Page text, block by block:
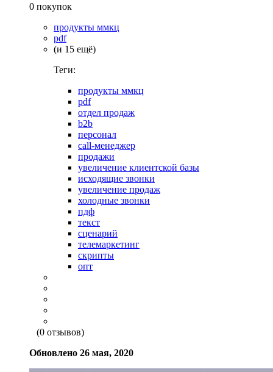
0 покупок
продукты ммкц
pdf
(и 15 ещё)
Теги:
продукты ммкц
pdf
отдел продаж
b2b
персонал
call-менеджер
продажи
увеличение клиентской базы
исходящие звонки
увеличение продаж
холодные звонки
пдф
текст
сценарий
телемаркетинг
скрипты
опт
(0 отзывов)
Обновлено 26 мая, 2020